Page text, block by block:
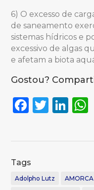
6) O excesso de
de saneamento
sistemas hídricos e
excessivo de algas
e afetam a biota
Gostou?
Tags
Adolpho Lutz AMORCA